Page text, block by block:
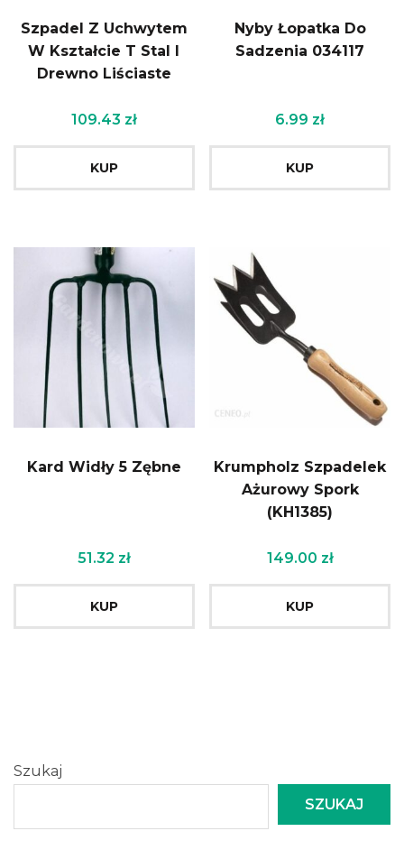
Szpadel Z Uchwytem
W Kształcie T Stal I
Drewno Liściaste
109.43 zł
KUP
Nyby Łopatka Do
Sadzenia 034117
6.99 zł
KUP
Kard Widły 5 Zębne
51.32 zł
KUP
Krumpholz Szpadelek
Ażurowy Spork
(KH1385)
149.00 zł
KUP
Szukaj
SZUKAJ